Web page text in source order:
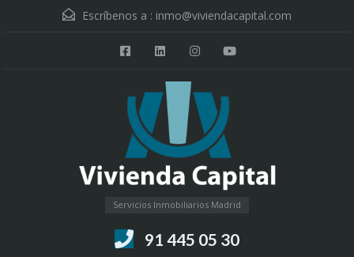
Escríbenos a : inmo@viviendacapital.com
Servicios Inmobiliarios Madrid
91 445 05 30